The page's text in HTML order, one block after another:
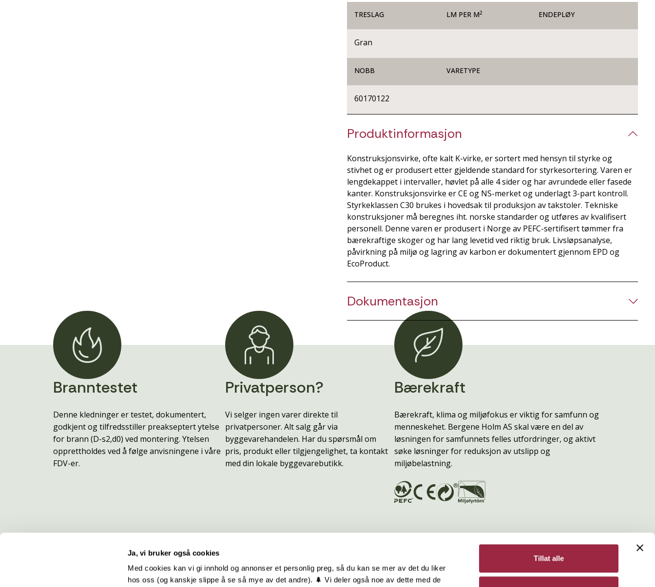
Ja, vi bruker også cookies
Med cookies kan vi gi innhold og annonser et personlig preg, så du kan se mer av det du liker
hos oss (og kanskje slippe å se så mye av det andre). 🌲 Vi deler også noe av dette med de
Tillat alle
TRESLAG LM PER M2 ENDEPLØY
Gran
NOBB VARETYPE
60170122
Produktinformasjon
Konstruksjonsvirke, ofte kalt K-virke, er sortert med hensyn til styrke og
stivhet og er produsert etter gjeldende standard for styrkesortering. Varen er
lengdekappet i intervaller, høvlet på alle 4 sider og har avrundede eller fasede
kanter. Konstruksjonsvirke er CE og NS-merket og underlagt 3-part kontroll.
Styrkeklassen C30 brukes i hovedsak til produksjon av takstoler. Tekniske
konstruksjoner må beregnes iht. norske standarder og utføres av kvalifisert
personell. Denne varen er produsert i Norge av PEFC-sertifisert tømmer fra
bærekraftige skoger og har lang levetid ved riktig bruk. Livsløpsanalyse,
påvirkning på miljø og lagring av karbon er dokumentert gjennom EPD og
EcoProduct.
Dokumentasjon
Branntestet
Denne kledninger er testet, dokumentert,
godkjent og tilfredsstiller preakseptert ytelse
for brann (D-s2,d0) ved montering. Ytelsen
opprettholdes ved å følge anvisningene i våre
FDV-er.
Privatperson?
Vi selger ingen varer direkte til
privatpersoner. Alt salg går via
byggevarehandelen. Har du spørsmål om
pris, produkt eller tilgjengelighet, ta kontakt
med din lokale byggevarebutikk.
Bærekraft
Bærekraft, klima og miljøfokus er viktig for samfunn og
menneskehet. Bergene Holm AS skal være en del av
løsningen for samfunnets felles utfordringer, og aktivt
søke løsninger for reduksjon av utslipp og
miljøbelastning.